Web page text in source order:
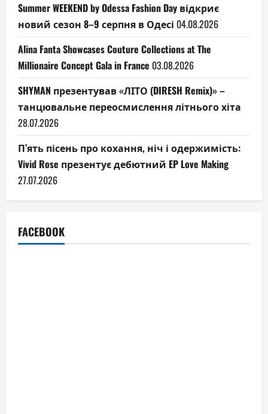
Summer WEEKEND by Odessa Fashion Day відкриє
новий сезон 8–9 серпня в Одесі 04.08.2026
Alina Fanta Showcases Couture Collections at The
Millionaire Concept Gala in France 03.08.2026
SHYMAN презентував «ЛІТО (DIRESH Remix)» –
танцювальне переосмислення літнього хіта
28.07.2026
П’ять пісень про кохання, ніч і одержимість:
Vivid Rose презентує дебютний EP Love Making
27.07.2026
FACEBOOK